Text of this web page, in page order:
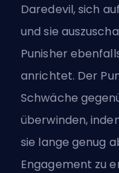
Daredevil, sich
und sie
Punisher
anrichtet. Der
Schwäche
überwinden,
sie lange genug
Engagement zu